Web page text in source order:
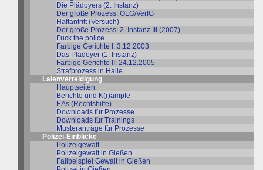
Die Plädoyers (2. Instanz)
Der große Prozess: OLG/VerfG
Haftantritt (Versuch)
Der große Prozess: 2. Instanz III (2007)
Fuck the police
Farbige Gerichte I: 3.12.2003
Das Plädoyer (1. Instanz)
Farbige Gerichte II: 24.12.2005
Strafprozess in Halle
Laienverteidigung
Hauptseiten
Berichte und K(r)ämpfe
EAs (Rechtshilfe)
Downloads für Prozesse
Downloads für Trainings
Musteranträge für Prozesse
Polizei-Einblicke
Polizeigewalt
Polizeigewalt in Gießen
Fallbeispiel Gewalt in Gießen